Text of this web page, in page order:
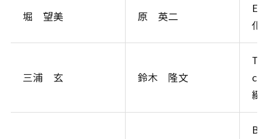
堀 望美 原 英二
化
三浦 玄 鈴木 隆文
緻